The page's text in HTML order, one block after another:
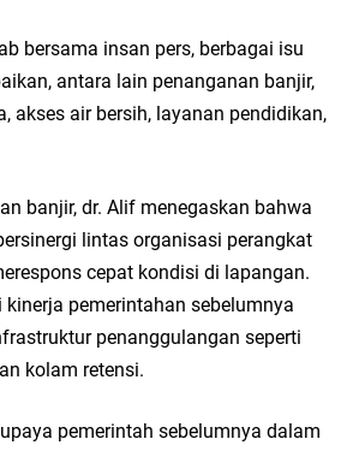
UMKM, LAZISNU Kedamean Bantu
Komunitas Gowes dan Pasar Ahad
Ma’sum Gelar Penyembelihan Hewan
DPMPTSP Gresik
bersama insan pers, berbagai isu
antara lain penanganan banjir,
akses air bersih, layanan pendidikan,
banjir, dr. Alif menegaskan bahwa
lintas organisasi perangkat
cepat kondisi di lapangan.
pemerintahan sebelumnya
penanggulangan seperti
kolam retensi.
pemerintah sebelumnya dalam